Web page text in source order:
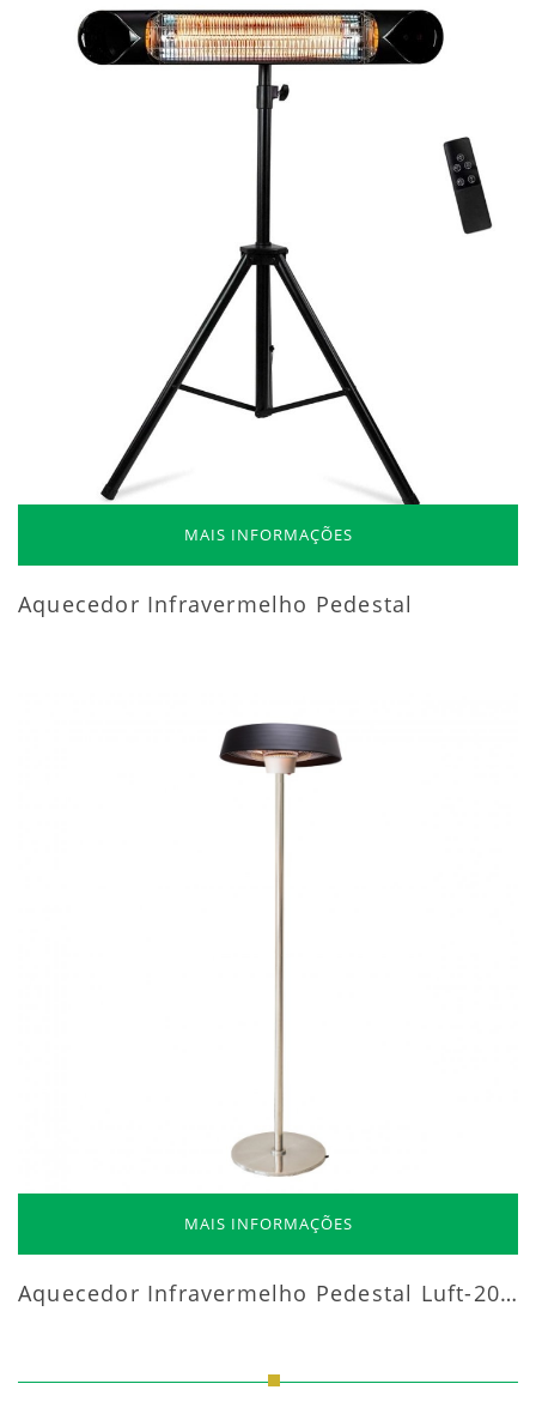
MAIS INFORMAÇÕES
Aquecedor Infravermelho Pedestal
MAIS INFORMAÇÕES
Aquecedor Infravermelho Pedestal Luft-20000